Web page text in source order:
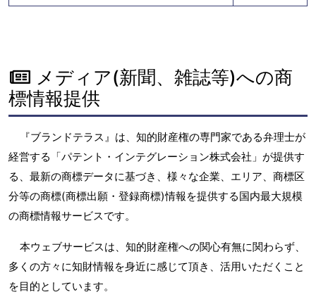
メディア(新聞、雑誌等)への商
標情報提供
『ブランドテラス』は、知的財産権の専門家である弁理士が
経営する「パテント・インテグレーション株式会社」が提供す
る、最新の商標データに基づき、様々な企業、エリア、商標区
分等の商標(商標出願・登録商標)情報を提供する国内最大規模
の商標情報サービスです。
本ウェブサービスは、知的財産権への関心有無に関わらず、
多くの方々に知財情報を身近に感じて頂き、活用いただくこと
を目的としています。